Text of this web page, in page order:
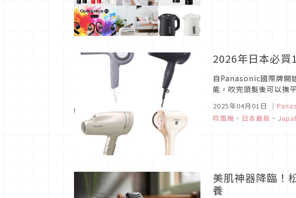
2026年日本必買
自Panasonic國際牌開
能，吹完頭髮後可以撫
2025年04月01日 ｜
吹風機 、 日本最新 、
美肌神器降臨！
養